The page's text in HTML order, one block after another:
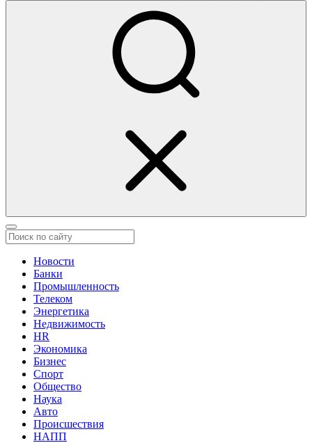
Новости
Банки
Промышленность
Телеком
Энергетика
Недвижимость
HR
Экономика
Бизнес
Спорт
Общество
Наука
Авто
Происшествия
НАПП